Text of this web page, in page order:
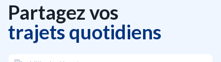
Partagez vos
trajets quotidiens